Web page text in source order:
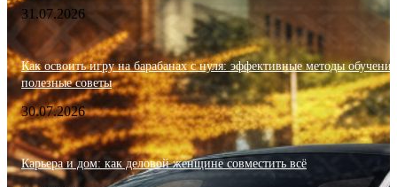
31.07.2026
Как освоить игру на барабанах с нуля: эффективные методы
полезные советы
30.07.2026
Карьера и дом: как деловой женщине совместить всё